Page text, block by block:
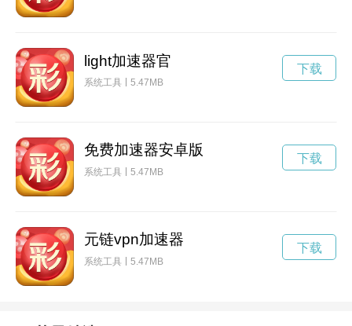
light加速器官
系统工具 5.47MB
下载
免费加速器安卓版
系统工具 5.47MB
下载
元链vpn加速器
系统工具 5.47MB
下载